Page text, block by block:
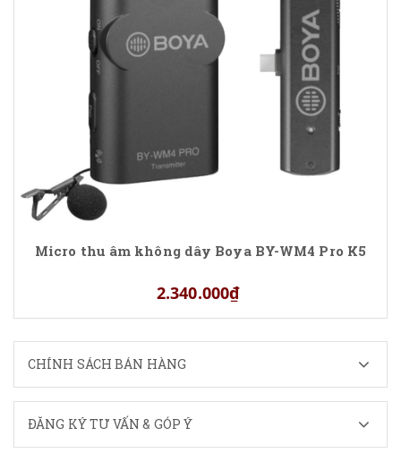
Micro thu âm không dây Boya BY-WM4 Pro K5
2.340.000₫
CHÍNH SÁCH BÁN HÀNG
ĐĂNG KÝ TƯ VẤN & GÓP Ý